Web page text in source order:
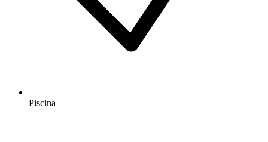
Piscina